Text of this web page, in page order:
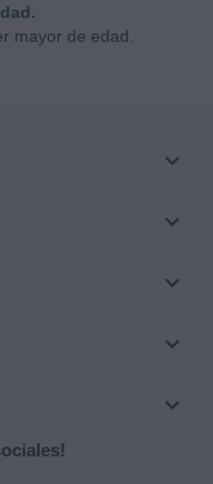
mayor de edad.




